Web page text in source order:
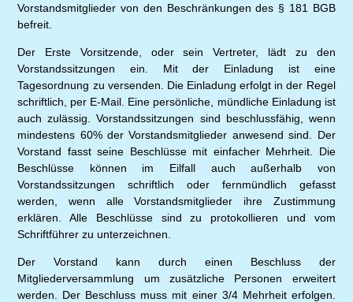
Vorstandsmitglieder von den Beschränkungen des § 181 BGB
befreit.
Der Erste Vorsitzende, oder sein Vertreter, lädt zu den
Vorstandssitzungen ein. Mit der Einladung ist eine
Tagesordnung zu versenden. Die Einladung erfolgt in der Regel
schriftlich, per E-Mail. Eine persönliche, mündliche Einladung ist
auch zulässig. Vorstandssitzungen sind beschlussfähig, wenn
mindestens 60% der Vorstandsmitglieder anwesend sind. Der
Vorstand fasst seine Beschlüsse mit einfacher Mehrheit. Die
Beschlüsse können im Eilfall auch außerhalb von
Vorstandssitzungen schriftlich oder fernmündlich gefasst
werden, wenn alle Vorstandsmitglieder ihre Zustimmung
erklären. Alle Beschlüsse sind zu protokollieren und vom
Schriftführer zu unterzeichnen.
Der Vorstand kann durch einen Beschluss der
Mitgliederversammlung um zusätzliche Personen erweitert
werden. Der Beschluss muss mit einer 3/4 Mehrheit erfolgen.